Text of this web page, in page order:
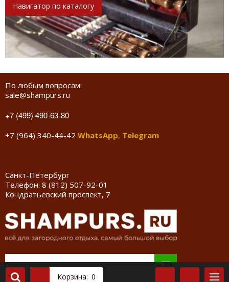
Навигатор по каталогу
По любым вопросам:
sale@shampurs.ru
+7 (499) 490-63-80
+7 (964) 340-44-42 WhatsApp, Telegram
Санкт-Петербург
Телефон: 8 (812) 507-92-01
Кондратьевский проспект, 7
Корзина: 0